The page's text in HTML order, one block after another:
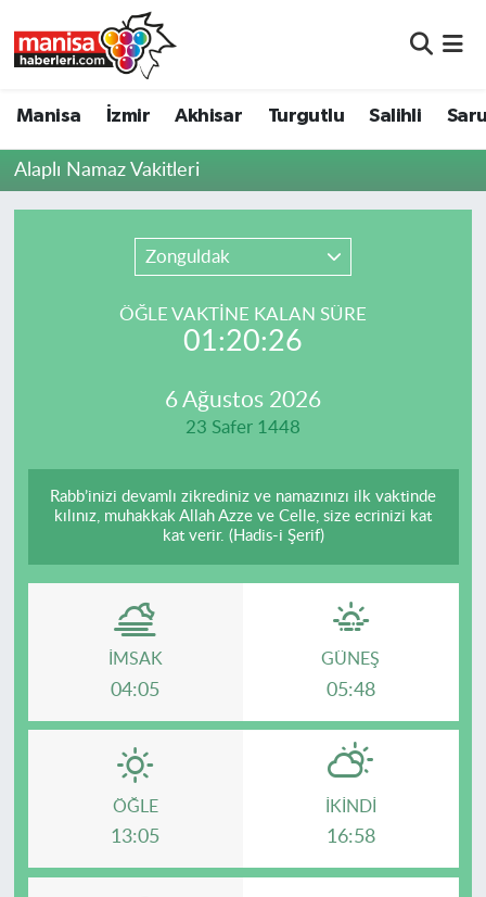
Manisa İzmir Akhisar Turgutlu Salihli
Alaplı Namaz Vakitleri
Zonguldak
ÖĞLE VAKTİNE KALAN SÜRE
01:20:26
6 Ağustos 2026
23 Safer 1448
Rabb’inizi devamlı zikrediniz ve namazınızı ilk vaktinde
kılınız, muhakkak Allah Azze ve Celle, size ecrinizi kat
kat verir. (Hadis-i Şerif)
İMSAK
04:05
GÜNEŞ
05:48
ÖĞLE
13:05
İKINDI
16:58
Akhisar
Resmi İlanlar
Manisa Nöbetçi Eczaneler
Manisa Namaz Vakitleri
Manisa Trafik Yoğunluk Haritası
Süper Lig Puan Durumu ve Fikstür
Son Dakika Haberleri
Haber Arşivi